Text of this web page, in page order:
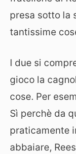
presa sotto la
tantissime
I due si
gioco la
cose. Per
Sì perchè da
praticamente
abbaiare,